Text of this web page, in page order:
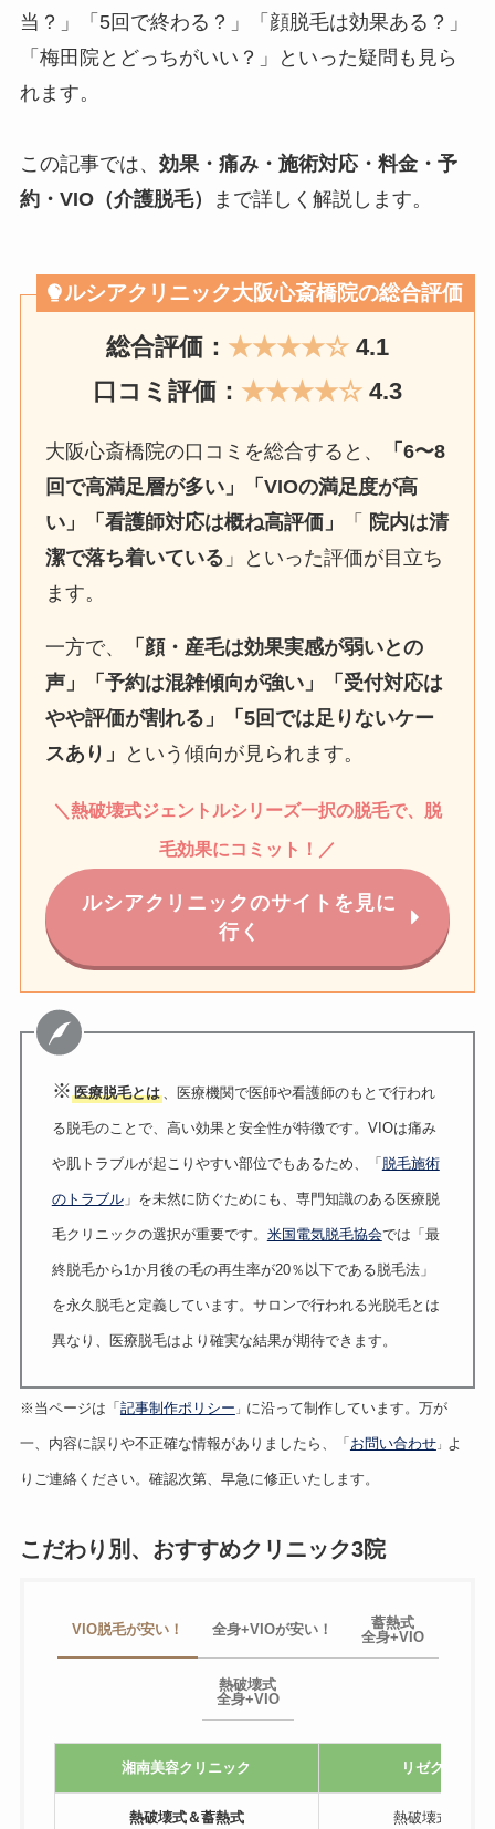
当？」「5回で終わる？」「顔脱毛は効果ある？」
「梅田院とどっちがいい？」といった疑問も見ら
れます。
この記事では、 効果・痛み・施術対応・料金・予
約・VIO（介護脱毛）
まで詳しく解説します。
ルシアクリニック大阪心斎橋院の総合評価
総合評価： ★★★★☆ 4.1
口コミ評価： ★★★★☆ 4.3
大阪心斎橋院の口コミを総合すると、
「6〜8
回で高満足層が多い」「VIOの満足度が高
い」「看護師対応は概ね高評価」
「 院内は清
潔で落ち着いている 」といった評価が目立ち
ます。
一方で、
「顔・産毛は効果実感が弱いとの
声」「予約は混雑傾向が強い」「受付対応は
やや評価が割れる」「5回では足りないケー
スあり」
という傾向が見られます。
＼ 熱破壊式ジェントルシリーズ一択の脱毛で、脱
毛効果にコミット！ ／
ルシアクリニックのサイトを見に
行く
※ 医療脱毛とは、医療機関で医師や看護師のもとで行われ
る脱毛のことで、高い効果と安全性が特徴です。VIOは痛み
や肌トラブルが起こりやすい部位でもあるため、「 脱毛施術
のトラブル」を未然に防ぐためにも、専門知識のある医療脱
毛クリニックの選択が重要です。 米国電気脱毛協会では「最
終脱毛から1か月後の毛の再生率が20％以下である脱毛法」
を永久脱毛と定義しています。サロンで行われる光脱毛とは
異なり、医療脱毛はより確実な結果が期待できます。
※当ページは「 記事制作ポリシー 」 に沿って制作しています。万が
一、内容に誤りや不正確な情報がありましたら、「 お問い合わせ」 よ
りご連絡ください。確認次第、早急に修正いたします。
こだわり別、おすすめクリニック3院
VIO脱毛が安い！ 全身+VIOが安い！
蓄熱式
全身+VIO
熱破壊式
全身+VIO
湘南美容クリニック リゼクリニッ
熱破壊式＆蓄熱式 熱破壊式＆蓄